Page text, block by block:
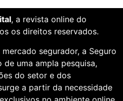
, a revista online do
os direitos reservados.
segurador, a Seguro
uma ampla pesquisa,
do setor e dos
a partir da necessidade